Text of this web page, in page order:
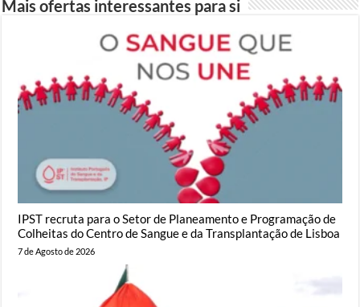
Mais ofertas interessantes para si
IPST recruta para o Setor de Planeamento e Programação de
Colheitas do Centro de Sangue e da Transplantação de Lisboa
7 de Agosto de 2026